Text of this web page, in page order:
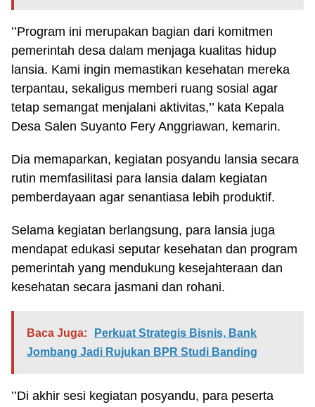
’’Program ini merupakan bagian dari komitmen
pemerintah desa dalam menjaga kualitas hidup
lansia. Kami ingin memastikan kesehatan mereka
terpantau, sekaligus memberi ruang sosial agar
tetap semangat menjalani aktivitas,’’ kata Kepala
Desa Salen Suyanto Fery Anggriawan, kemarin.
Dia memaparkan, kegiatan posyandu lansia secara
rutin memfasilitasi para lansia dalam kegiatan
pemberdayaan agar senantiasa lebih produktif.
Selama kegiatan berlangsung, para lansia juga
mendapat edukasi seputar kesehatan dan program
pemerintah yang mendukung kesejahteraan dan
kesehatan secara jasmani dan rohani.
Baca Juga:
Perkuat Strategis Bisnis, Bank
Jombang Jadi Rujukan BPR Studi Banding
’’Di akhir sesi kegiatan posyandu, para peserta